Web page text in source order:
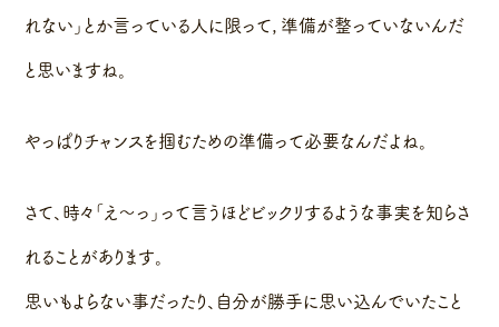
れない」とか言っている人に限って，準備が整っていないんだ
と思いますね。
やっぱりチャンスを掴むための準備って必要なんだよね。
さて、時々「え〜っ」って言うほどビックリするような事実を知らさ
れることがあります。
思いもよらない事だったり、自分が勝手に思い込んでいたこと